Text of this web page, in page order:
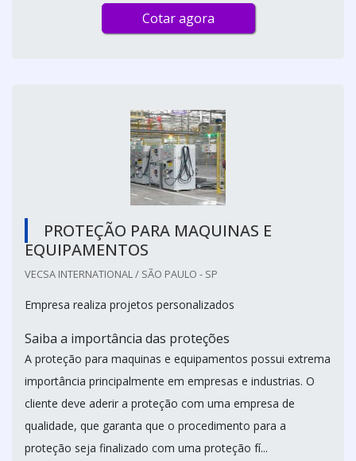
Cotar agora
PROTEÇÃO PARA MAQUINAS E
EQUIPAMENTOS
VECSA INTERNATIONAL / SÃO PAULO - SP
Empresa realiza projetos personalizados
Saiba a importância das proteções
A proteção para maquinas e equipamentos possui extrema
importância principalmente em empresas e industrias. O
cliente deve aderir a proteção com uma empresa de
qualidade, que garanta que o procedimento para a
proteção seja finalizado com uma proteção fí...